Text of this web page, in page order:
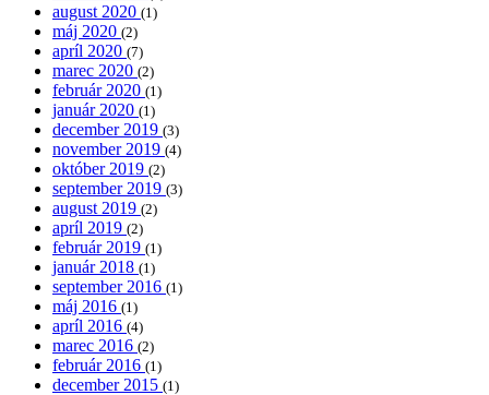
august 2020 (1)
máj 2020 (2)
apríl 2020 (7)
marec 2020 (2)
február 2020 (1)
január 2020 (1)
december 2019 (3)
november 2019 (4)
október 2019 (2)
september 2019 (3)
august 2019 (2)
apríl 2019 (2)
február 2019 (1)
január 2018 (1)
september 2016 (1)
máj 2016 (1)
apríl 2016 (4)
marec 2016 (2)
február 2016 (1)
december 2015 (1)